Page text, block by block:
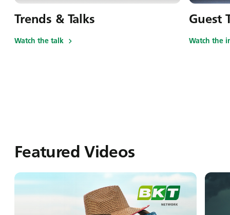
Trends & Talks
Watch the talk
Guest
Watch the
Featured Videos